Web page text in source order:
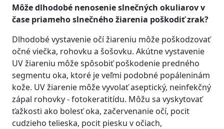
Môže dlhodobé nenosenie slnečných okuliarov v
čase priameho slnečného žiarenia poškodiť zrak?
Dlhodobé vystavenie očí žiareniu môže poškodzovať
očné viečka, rohovku a šošovku. Akútne vystavenie
UV žiareniu môže spôsobiť poškodenie predného
segmentu oka, ktoré je veľmi podobné popáleninám
kože. UV žiarenie môže vyvolať aseptický, neinfekčný
zápal rohovky - fotokeratitídu. Môžu sa vyskytovať
ťažkosti ako bolesť oka, začervenanie očí, pocit
cudzieho telieska, pocit piesku v očiach,